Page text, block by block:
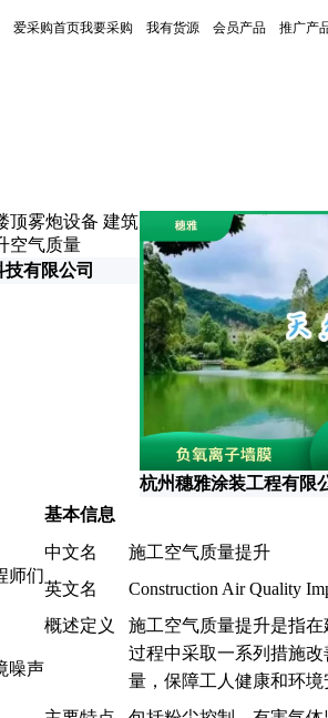
爱采购首页我要采购 我有货源 会员产品 推广产
更新时间：
有限公司
杭州穗雅涂装工程有限
师们
噪声
基本信息
中文名
施工空气质量提升
英文名
Construction Air Quality
概述定义
施工空气质量提升是指在
过程中采取一系列措施改
量，保障工人健康和环境